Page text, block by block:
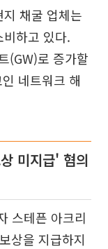
채굴 업체는
하고 있다.
(GW)로 증가할
네트워크 해
미지급' 혐의
스테픈 아크리
상을 지급하지